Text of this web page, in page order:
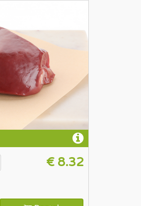
€ 8.32